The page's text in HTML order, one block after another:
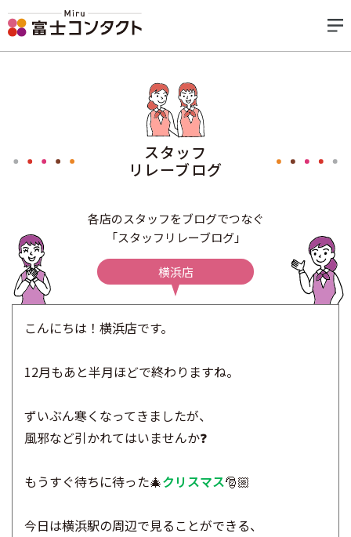
スタッフ
リレーブログ
各店のスタッフをブログでつなぐ
「スタッフリレーブログ」
横浜店
こんにちは！横浜店です。
12月もあと半月ほどで終わりますね。
ずいぶん寒くなってきましたが、
風邪など引かれてはいませんか❓
もうすぐ待ちに待った🎄クリスマス🎅🏼
今日は横浜駅の周辺で見ることができる、